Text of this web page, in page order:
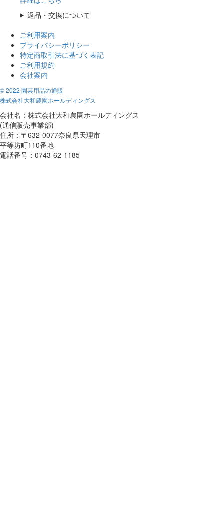
返品・交換について
ご利用案内
プライバシーポリシー
特定商取引法に基づく表記
ご利用規約
会社案内
© 2022 園芸用品の通販
株式会社大和農園ホールディングス
会社名：株式会社大和農園ホールディングス
(通信販売事業部)
住所：〒632-0077奈良県天理市
平等坊町110番地
電話番号：0743-62-1185